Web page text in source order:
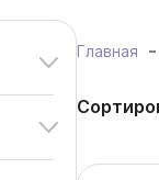
Главная